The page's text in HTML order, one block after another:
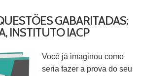
GABARITADAS:
INSTITUTO IACP
Você já imaginou como
seria fazer a prova do seu